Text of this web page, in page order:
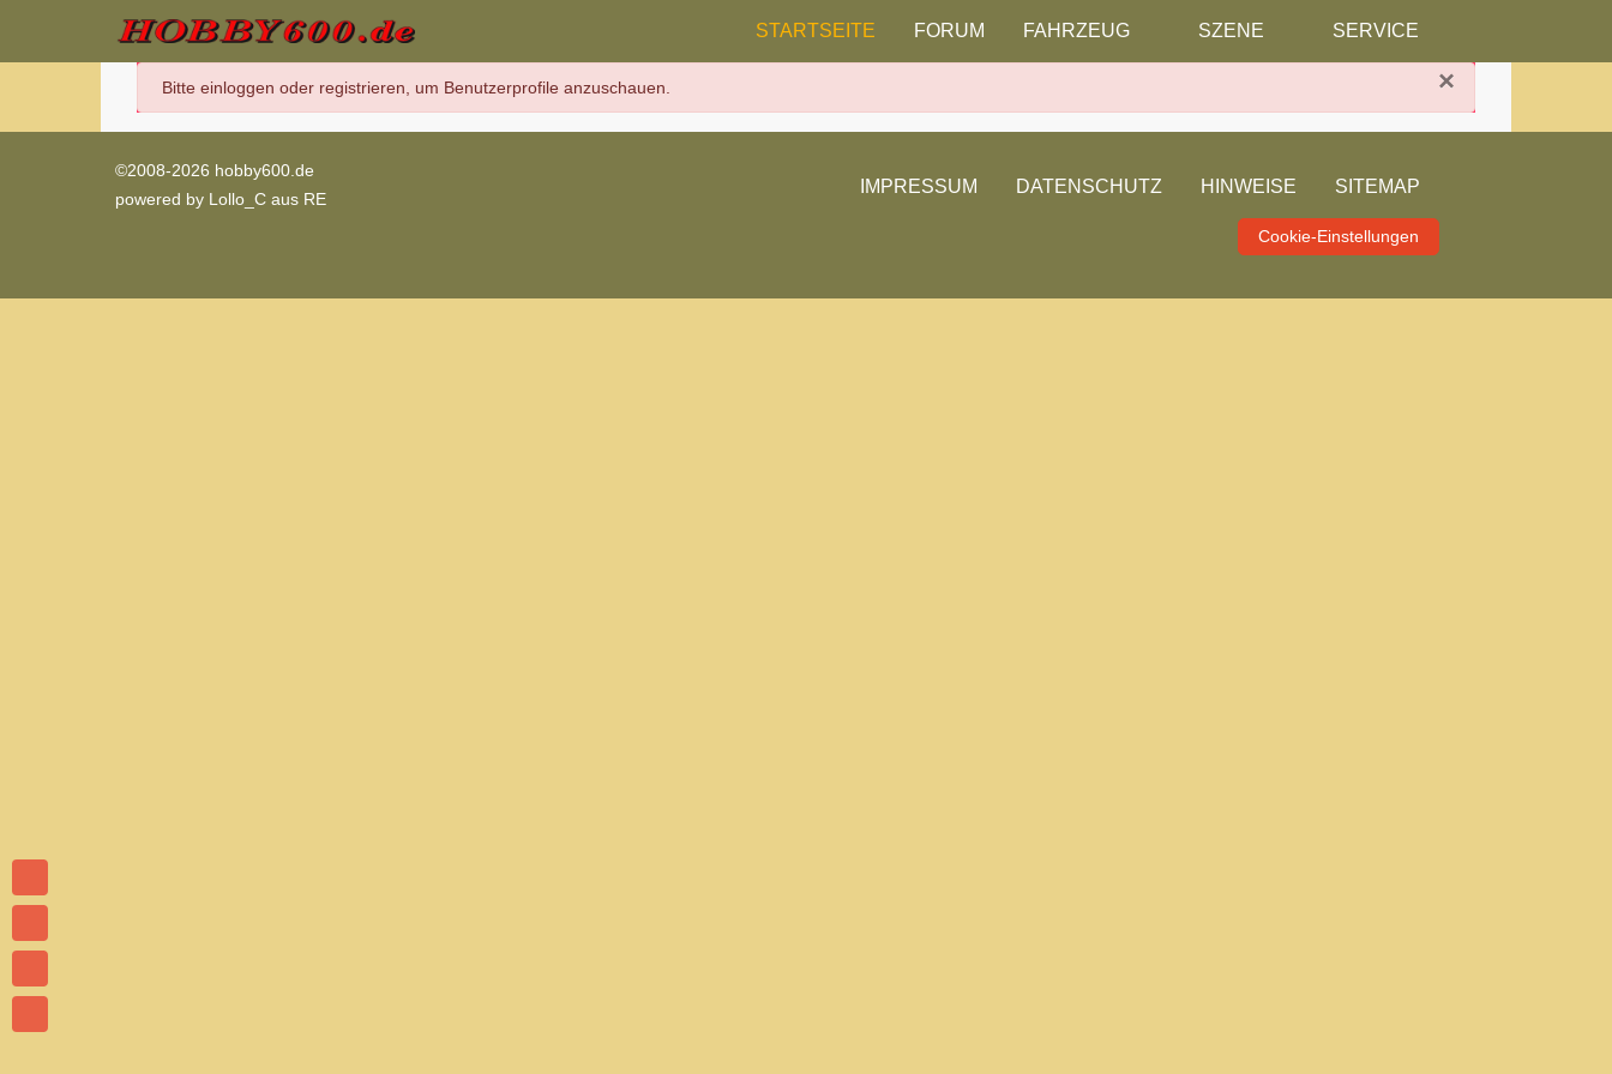
STARTSEITE FORUM FAHRZEUG SZENE SERVICE
×
danger
Bitte einloggen oder registrieren, um Benutzerprofile anzuschauen.
©2008-2026 hobby600.de
powered by Lollo_C aus RE
IMPRESSUM DATENSCHUTZ HINWEISE SITEMAP
Cookie-Einstellungen